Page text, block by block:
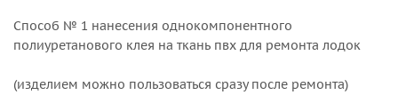
Способ № 1 нанесения однокомпонентного
полиуретанового клея на ткань пвх для ремонта лодок
(изделием можно пользоваться сразу после ремонта)